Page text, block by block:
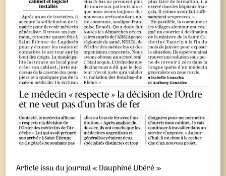
Article issu du journal « Dauphiné Libéré »